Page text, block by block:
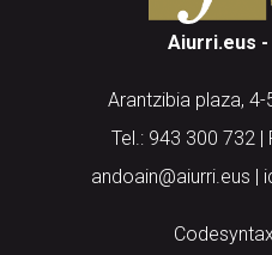
Aiurri.eus -
Arantzibia plaza, 4-
Tel.: 943 300 732 |
andoain@aiurri.eus |